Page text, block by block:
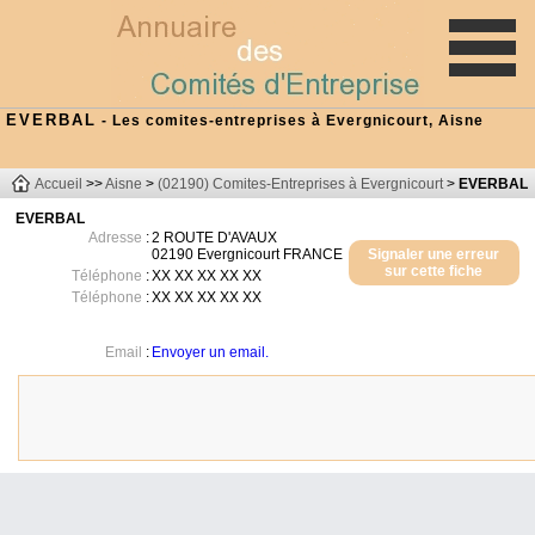
EVERBAL - Les comites-entreprises à Evergnicourt, Aisne
Accueil >>Aisne > (02190) Comites-Entreprises à Evergnicourt> EVERBAL
EVERBAL
Signaler une erreur
sur cette fiche
Adresse :2 ROUTE D'AVAUX
02190 Evergnicourt FRANCE
Téléphone :XX XX XX XX XX
Téléphone :XX XX XX XX XX
Email : Envoyer un email.